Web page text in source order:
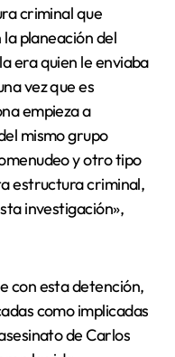
criminal que
planeación del
era quien le enviaba
vez que es
empieza a
mismo grupo
y otro tipo
estructura criminal,
investigación»,
con esta detención,
como implicadas
de Carlos